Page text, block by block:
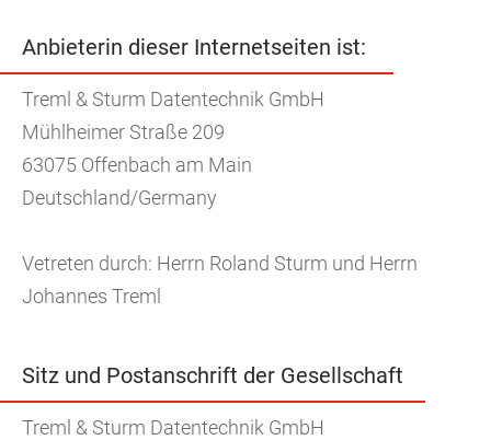
Anbieterin dieser Internetseiten ist:
Treml & Sturm Datentechnik GmbH
Mühlheimer Straße 209
63075 Offenbach am Main
Deutschland/Germany
Vetreten durch: Herrn Roland Sturm und Herrn
Johannes Treml
Sitz und Postanschrift der Gesellschaft
Treml & Sturm Datentechnik GmbH